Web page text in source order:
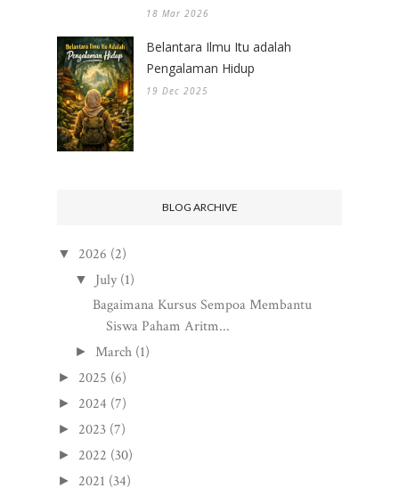
18 Mar 2026
Belantara Ilmu Itu adalah
Pengalaman Hidup
19 Dec 2025
BLOG ARCHIVE
▼ 2026 (2)
▼ July (1)
Bagaimana Kursus Sempoa Membantu
Siswa Paham Aritm...
► March (1)
► 2025 (6)
► 2024 (7)
► 2023 (7)
► 2022 (30)
► 2021 (34)